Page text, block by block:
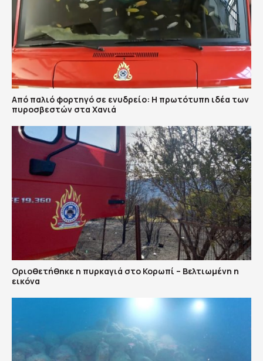
Από παλιό φορτηγό σε ενυδρείο: Η πρωτότυπη ιδέα των
πυροσβεστών στα Χανιά
Οριοθετήθηκε η πυρκαγιά στο Κορωπί – Βελτιωμένη η
εικόνα